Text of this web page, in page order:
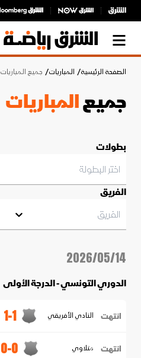
الصفحة الرئيسية المباريات جميع المباريات
جميعالمباريات
بطولات
اختر البطولة
الفريق
الفريق
2026/05/14
الدوري التونسي - الدرجة الأولى
انتهت النادي الأفريقي 1-1
انتهت متلاوي 0-0